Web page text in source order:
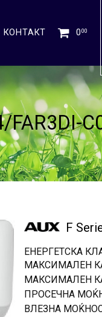
КОНТАКТ 000
FAR3DI-
F
ЕНЕРГЕТСКА
МАКСИМАЛЕН
МАКСИМАЛЕН
ПРОСЕЧНА
ВЛЕЗНА